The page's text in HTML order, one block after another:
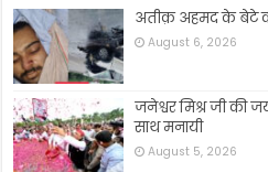
अतीक़ अहमद के बेटे
August 6, 2026
जनेश्वर मिश्र जी की
साथ मनायी
August 5, 2026